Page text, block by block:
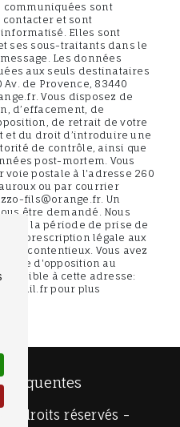
sont
et sont
Elles sont
et ses sous-traitants dans le
Les données
aux seuls destinataires
Av. de Provence, 83440
Vous disposez de
d’effacement, de
de retrait de votre
et du droit d’introduire une
de contrôle, ainsi que
post-mortem. Vous
voie postale à l'adresse 260
ou par courrier
fils@orange.fr. Un
être demandé. Nous
la période de prise de
de prescription légale aux
contentieux. Vous avez
liste d'opposition au
à cette adresse:
cnil.fr pour plus
fréquentes
droits réservés -